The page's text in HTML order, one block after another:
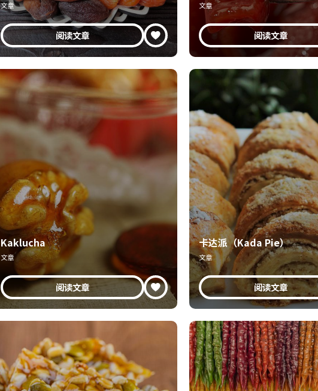
文章
阅读文章
文章
阅读文章
Kaklucha
文章
阅读文章
卡达派（Kada Pie）
文章
阅读文章